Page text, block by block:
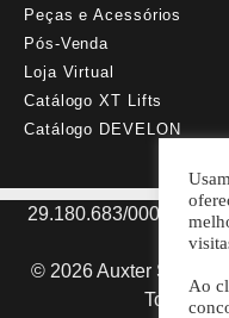
Peças e Acessórios
Pós-Venda
Loja Virtual
Catálogo XT Lifts
Catálogo DEVELON
29.180.683/0001-98
© 2026 Auxter
Todos os
Ao